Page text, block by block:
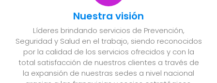
Nuestra visión
Líderes brindando servicios de Prevención,
Seguridad y Salud en el trabajo, siendo reconocidos
por la calidad de los servicios ofrecidos y con la
total satisfacción de nuestros clientes a través de
la expansión de nuestras sedes a nivel nacional